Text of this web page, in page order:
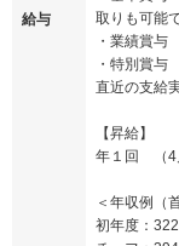
給与
取りも可能
・業績賞
・特別賞
直近の支給
【昇給】
年１回 （4
＜年収例（
初年度：